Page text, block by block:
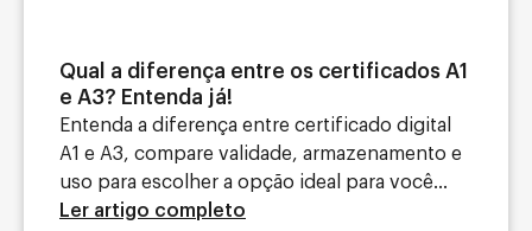
Qual a diferença entre os certificados A1
e A3? Entenda já!
Entenda a diferença entre certificado digital
A1 e A3, compare validade, armazenamento e
uso para escolher a opção ideal para você...
Ler artigo completo